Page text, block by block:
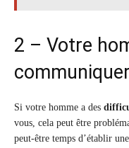
2 – Votre
Si votre homme a des
vous, cela peut être
peut-être temps d’établir